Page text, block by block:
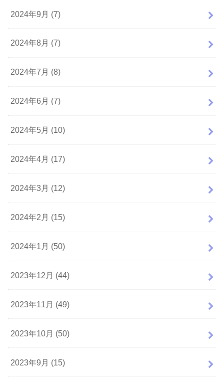
2024年9月 (7)
2024年8月 (7)
2024年7月 (8)
2024年6月 (7)
2024年5月 (10)
2024年4月 (17)
2024年3月 (12)
2024年2月 (15)
2024年1月 (50)
2023年12月 (44)
2023年11月 (49)
2023年10月 (50)
2023年9月 (15)